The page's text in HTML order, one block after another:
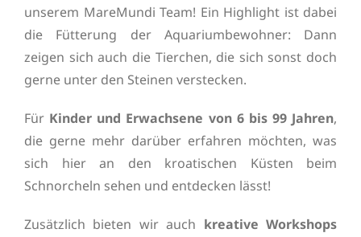
unserem MareMundi Team! Ein Highlight ist dabei
die Fütterung der Aquariumbewohner: Dann
zeigen sich auch die Tierchen, die sich sonst doch
gerne unter den Steinen verstecken.
Für Kinder und Erwachsene von 6 bis 99 Jahren,
die gerne mehr darüber erfahren möchten, was
sich hier an den kroatischen Küsten beim
Schnorcheln sehen und entdecken lässt!
Zusätzlich bieten wir auch kreative Workshops